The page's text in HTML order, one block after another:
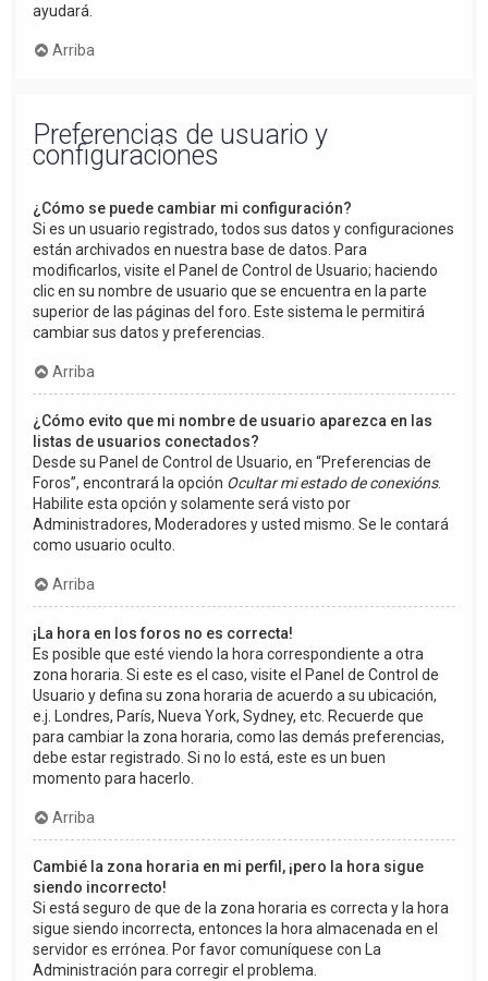
ayudará.
Arriba
Preferencias de usuario y
configuraciones
¿Cómo se puede cambiar mi configuración?
Si es un usuario registrado, todos sus datos y configuraciones
están archivados en nuestra base de datos. Para
modificarlos, visite el Panel de Control de Usuario; haciendo
clic en su nombre de usuario que se encuentra en la parte
superior de las páginas del foro. Este sistema le permitirá
cambiar sus datos y preferencias.
Arriba
¿Cómo evito que mi nombre de usuario aparezca en las
listas de usuarios conectados?
Desde su Panel de Control de Usuario, en “Preferencias de
Foros”, encontrará la opción Ocultar mi estado de conexións.
Habilite esta opción y solamente será visto por
Administradores, Moderadores y usted mismo. Se le contará
como usuario oculto.
Arriba
¡La hora en los foros no es correcta!
Es posible que esté viendo la hora correspondiente a otra
zona horaria. Si este es el caso, visite el Panel de Control de
Usuario y defina su zona horaria de acuerdo a su ubicación,
e.j. Londres, París, Nueva York, Sydney, etc. Recuerde que
para cambiar la zona horaria, como las demás preferencias,
debe estar registrado. Si no lo está, este es un buen
momento para hacerlo.
Arriba
Cambié la zona horaria en mi perfil, ¡pero la hora sigue
siendo incorrecto!
Si está seguro de que de la zona horaria es correcta y la hora
sigue siendo incorrecta, entonces la hora almacenada en el
servidor es errónea. Por favor comuníquese con La
Administración para corregir el problema.